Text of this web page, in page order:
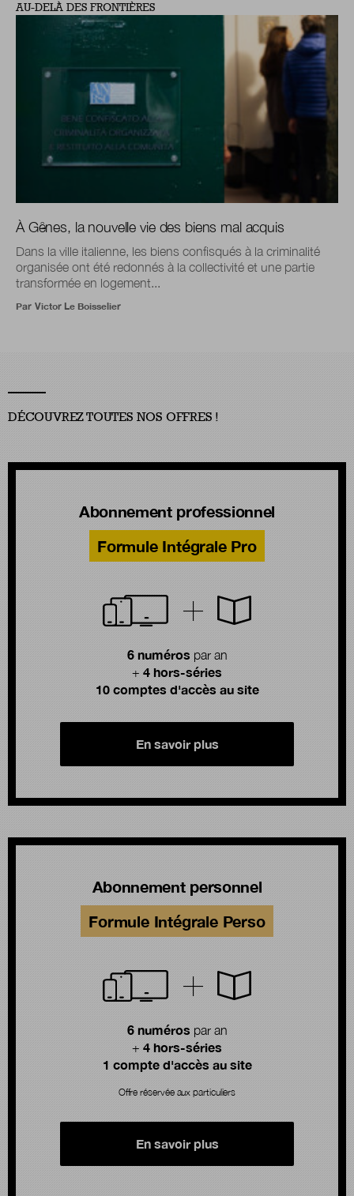
AU-DELÀ DES FRONTIÈRES
À Gênes, la nouvelle vie des biens mal acquis
Dans la ville italienne, les biens confisqués à la criminalité
organisée ont été redonnés à la collectivité et une partie
transformée en logement...
Par Victor Le Boisselier
DÉCOUVREZ TOUTES NOS OFFRES !
Abonnement professionnel
Formule Intégrale Pro
6 numéros par an
+ 4 hors-séries
10 comptes d'accès au site
En savoir plus
Abonnement personnel
Formule Intégrale Perso
6 numérospar an
+ 4 hors-séries
1 compte d'accès au site
Offre réservée aux particuliers
En savoir plus